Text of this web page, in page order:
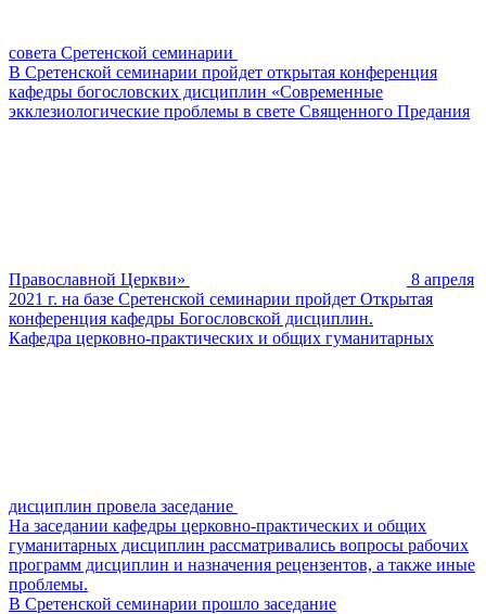
совета Сретенской семинарии
В Сретенской семинарии пройдет открытая конференция
кафедры богословских дисциплин «Современные
экклезиологические проблемы в свете Священного Предания
Православной Церкви»
8 апреля
2021 г. на базе Сретенской семинарии пройдет Открытая
конференция кафедры Богословской дисциплин.
Кафедра церковно-практических и общих гуманитарных
дисциплин провела заседание
На заседании кафедры церковно-практических и общих
гуманитарных дисциплин рассматривались вопросы рабочих
программ дисциплин и назначения рецензентов, а также иные
проблемы.
В Сретенской семинарии прошло заседание